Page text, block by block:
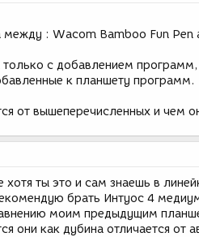
: Wacom Bamboo Fun Pen
с добавлением
к планшету программ.
от вышеперечисленных и чем
ты это и сам знаешь в
брать Интуос 4
моим предыдущим
они как дубина отличается от